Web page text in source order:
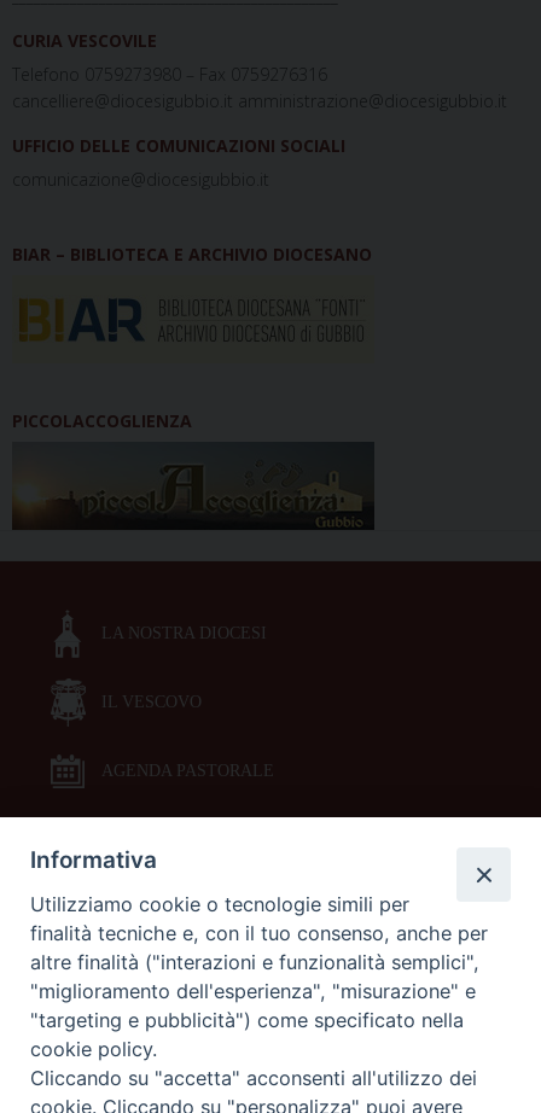
CURIA VESCOVILE
Telefono 0759273980 – Fax 0759276316
cancelliere@diocesigubbio.it amministrazione@diocesigubbio.it
UFFICIO DELLE COMUNICAZIONI SOCIALI
comunicazione@diocesigubbio.it
BIAR – BIBLIOTECA E ARCHIVIO DIOCESANO
PICCOLACCOGLIENZA
LA NOSTRA DIOCESI
IL VESCOVO
AGENDA PASTORALE
DOCUMENTI PASTORALI
ORARI MESSE
LITURGIA DELLE ORE
GALLERIE FOTOGRAFICHE
Informativa
Utilizziamo cookie o tecnologie simili per
finalità tecniche e, con il tuo consenso, anche per
altre finalità ("interazioni e funzionalità semplici",
"miglioramento dell'esperienza", "misurazione" e
"targeting e pubblicità") come specificato nella
cookie policy.
Cliccando su "accetta" acconsenti all'utilizzo dei
cookie. Cliccando su "personalizza" puoi avere